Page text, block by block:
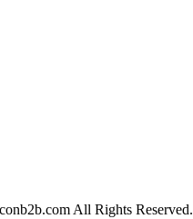
All Rights Reserved.